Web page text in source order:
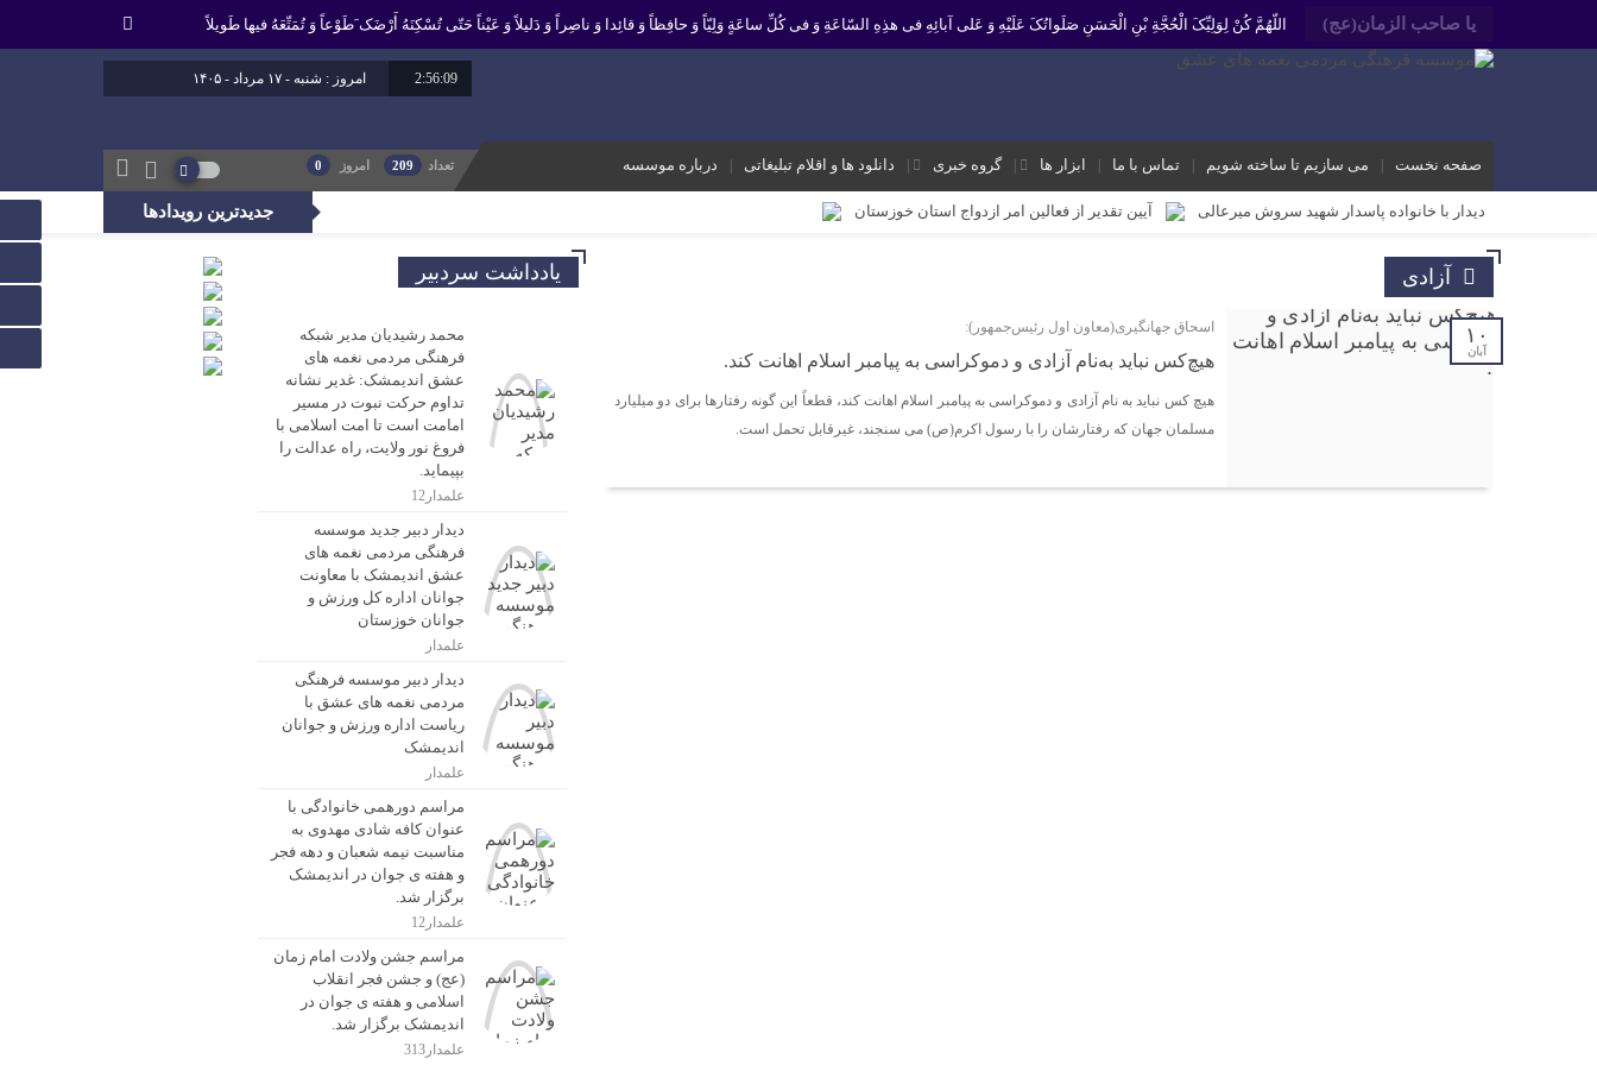
یا صاحب الزمان(عج) اللّهُمَّ کُنْ لِوَلِیِّکَ الْحُجَّةِ بْنِ الْحَسَنِ صَلَواتُکَ عَلَیْهِ وَ عَلى آبائِهِ فی هذِهِ السّاعَةِ وَ فی کُلِّ ساعَةٍ وَلِیّاً وَ حافِظاً وَ قائِدا ‏وَ ناصِراً وَ دَلیلاً وَ عَیْناً حَتّى تُسْکِنَهُ أَرْضَک َطَوْعاً وَ تُمَتِّعَهُ فیها طَویلاً
2:56:09 امروز : شنبه - ۱۷ مرداد - ۱۴۰۵
برابر با : Saturday - 8 August - 2026
صفحه نخست می سازیم تا ساخته شویم تماس با ما ابزار ها گروه خبری دانلود ها و اقلام تبلیغاتی درباره موسسه تعداد 209 امروز 0
جدیدترین رویدادها دیدار با خانواده پاسدار شهید سروش میرعالی آیین تقدیر از فعالین امر ازدواج استان خوزستان
محمد رشیدیان مدیر شبکه فرهنگی مردمی نغمه های عشق اندیمشک: غدیر نشانه تداوم حرکت نبوت در مسیر امامت است تا امت اسلامی با فروغ نور ولایت، راه عدالت را بپیماید.
برگزاری کارگاه کارآفرینی اجتماعی و راه اندازی پروژه های کوچک و موثر در موسسه فرهنگی مردمی نغمه های عشق اندیمشک
دیدار دبیر جدید موسسه فرهنگی مردمی نغمه های عشق اندیمشک با معاونت جوانان اداره کل ورزش و جوانان خوزستان
دیدار دبیر موسسه فرهنگی مردمی نغمه های عشق با ریاست اداره ورزش و جوانان اندیمشک
مراسم دورهمی خانوادگی با عنوان کافه شادی مهدوی به مناسبت نیمه شعبان و دهه فجر و هفته ی جوان در اندیمشک برگزار شد.
تشریح برنامه های دهه مهدویت شبکه فرهنگی مردمی نغمه های عشق اندیمشک
آزادی
۱۰
آبان
اسحاق جهانگیری(معاون اول رئیس‌جمهور):
هیچ‌کس نباید به‌نام آزادی و دموکراسی به پیامبر اسلام اهانت کند.
هیچ کس نباید به نام آزادی و دموکراسی به پیامبر اسلام اهانت کند، قطعاً این گونه رفتارها برای دو میلیارد
مسلمان جهان که رفتارشان را با رسول اکرم(ص) می سنجند، غیرقابل تحمل است.
یادداشت سردبیر
محمد رشیدیان مدیر شبکه
فرهنگی مردمی نغمه های
عشق اندیمشک: غدیر نشانه
تداوم حرکت نبوت در مسیر
امامت است تا امت اسلامی با
فروغ نور ولایت، راه عدالت را
بپیماید.
علمدار12
دیدار دبیر جدید موسسه
فرهنگی مردمی نغمه های
عشق اندیمشک با معاونت
جوانان اداره کل ورزش و
جوانان خوزستان
علمدار
دیدار دبیر موسسه فرهنگی
مردمی نغمه های عشق با
ریاست اداره ورزش و جوانان
اندیمشک
علمدار
مراسم دورهمی خانوادگی با
عنوان کافه شادی مهدوی به
مناسبت نیمه شعبان و دهه فجر
و هفته ی جوان در اندیمشک
برگزار شد.
علمدار12
مراسم جشن ولادت امام زمان
(عج) و جشن فجر انقلاب
اسلامی و هفته ی جوان در
اندیمشک برگزار شد.
علمدار313